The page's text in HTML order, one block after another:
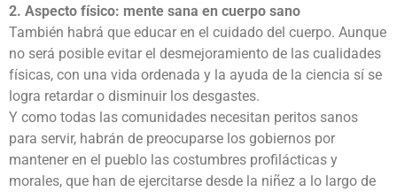
2. Aspecto físico: mente sana en cuerpo sano
También habrá que educar en el cuidado del cuerpo. Aunque
no será posible evitar el desmejoramiento de las cualidades
físicas, con una vida ordenada y la ayuda de la ciencia sí se
logra retardar o disminuir los desgastes.
Y como todas las comunidades necesitan peritos sanos
para servir, habrán de preocuparse los gobiernos por
mantener en el pueblo las costumbres profilácticas y
morales, que han de ejercitarse desde la niñez a lo largo de